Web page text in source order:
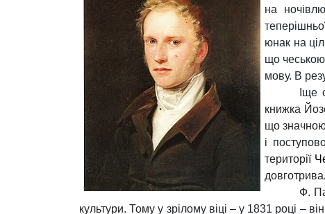
на
юнак на
що
мову. В
Іще
книжка
що
і
території
Ф.
культури. Томуу зрілому віці – у 1831 році –